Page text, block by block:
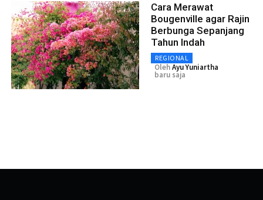
Cara Merawat
Bougenville agar Rajin
Berbunga Sepanjang
Tahun Indah
REGIONAL
OlehAyu Yuniartha
baru saja